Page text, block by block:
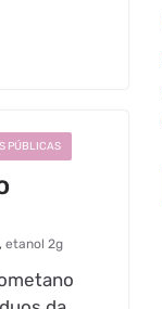
PÚBLICAS
,etanol 2g